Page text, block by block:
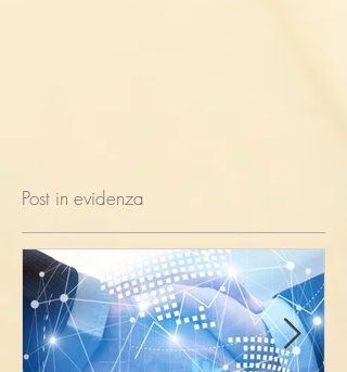
Post in evidenza